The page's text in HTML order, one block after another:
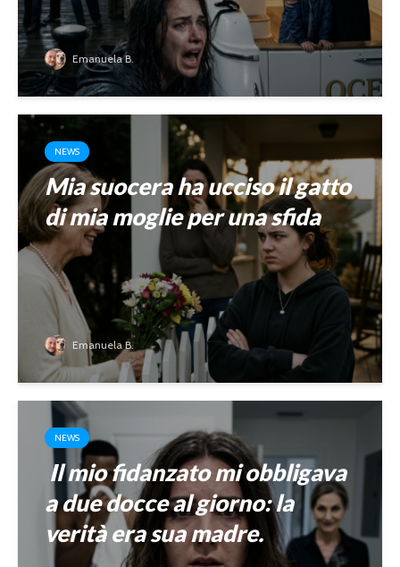
Emanuela B.
NEWS
Mia suocera ha ucciso il gatto
di mia moglie per una sfida
Emanuela B.
NEWS
Il mio fidanzato mi obbligava
a due docce al giorno: la
verità era sua madre.